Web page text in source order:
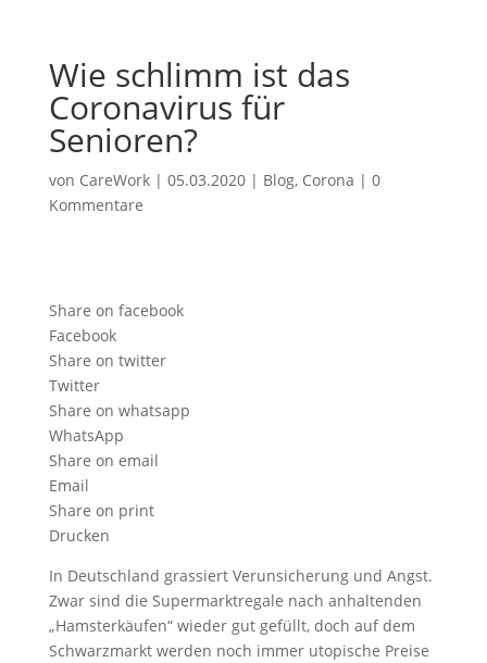
Wie schlimm ist das
Coronavirus für
Senioren?
von CareWork| 05.03.2020| Blog, Corona | 0
Kommentare
Share on facebook
Facebook
Share on twitter
Twitter
Share on whatsapp
WhatsApp
Share on email
Email
Share on print
Drucken
In Deutschland grassiert Verunsicherung und Angst.
Zwar sind die Supermarktregale nach anhaltenden
„Hamsterkäufen“ wieder gut gefüllt, doch auf dem
Schwarzmarkt werden noch immer utopische Preise